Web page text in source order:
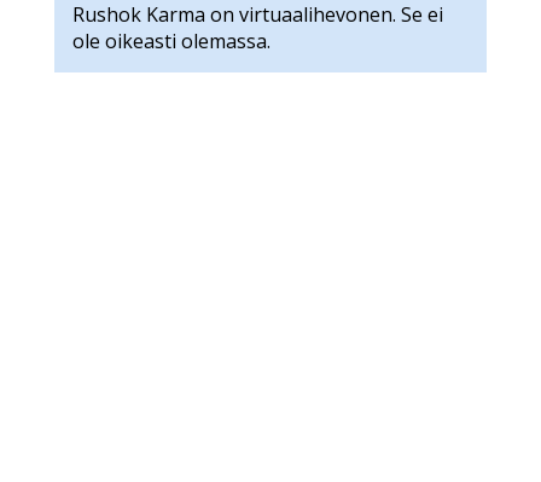
Rushok Karma on virtuaalihevonen. Se ei
ole oikeasti olemassa.